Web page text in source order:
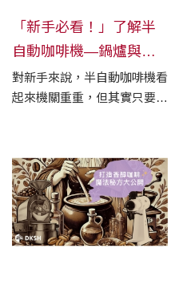
「新手必看！」了解半
自動咖啡機—鍋爐與蒸
氣篇
對新手來說，半自動咖啡機看
起來機關重重，但其實只要搞
定性與風味。本篇將從鍋爐與
蒸氣管開始介紹，帶你一步步
了解它們的功能與設計差異，
幫助你選出最適合自己的咖啡
夥伴！